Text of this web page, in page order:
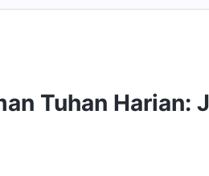
Tujuan dan Kesudahan
Tuhan Harian: